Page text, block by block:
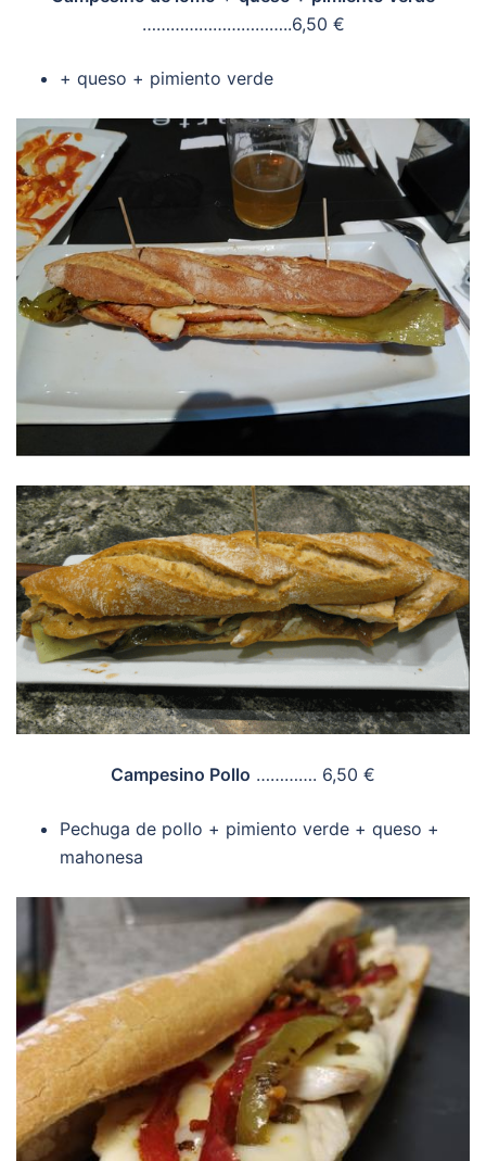
…………………………..6,50 €
+ queso + pimiento verde
Campesino Pollo …………. 6,50 €
Pechuga de pollo + pimiento verde + queso +
mahonesa